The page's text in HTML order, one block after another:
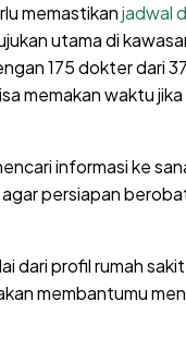
memastikanjadwal
utama di
175 dokter dari
memakan waktu jika
informasi ke
persiapan
dari profil rumah
membantumu